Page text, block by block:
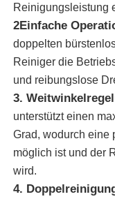
Solarpanel-
Reinigungsleistung
2Einfache
doppelten
Reiniger die
und reibungslose
3.
unterstützt einen
Grad, wodurch eine
möglich ist und der
wird.
4.